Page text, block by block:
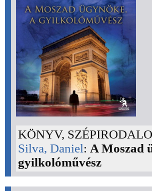
KÖNYV,
Silva, Daniel: A Moszad
gyilkolóművész